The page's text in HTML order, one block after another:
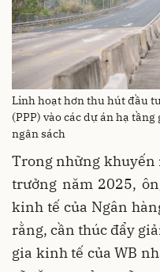
Linh hoạt hơn thu hút đầu
(PPP) vào các dự án hạ
ngân sách
Trong những khuyến
trưởng năm 2025,
kinh tế của Ngân
rằng, cần thúc đẩy
gia kinh tế của WB